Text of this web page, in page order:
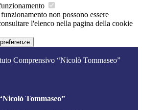
non possono essere
l'elenco nella pagina della cookie
Comprensivo “Nicolò Tommaseo”
Tommaseo”